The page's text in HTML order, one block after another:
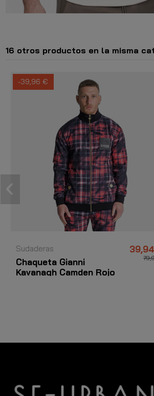
16 otros productos en la misma
-39,96 €
Sudaderas
Chaqueta Gianni
Kavanagh Camden Rojo